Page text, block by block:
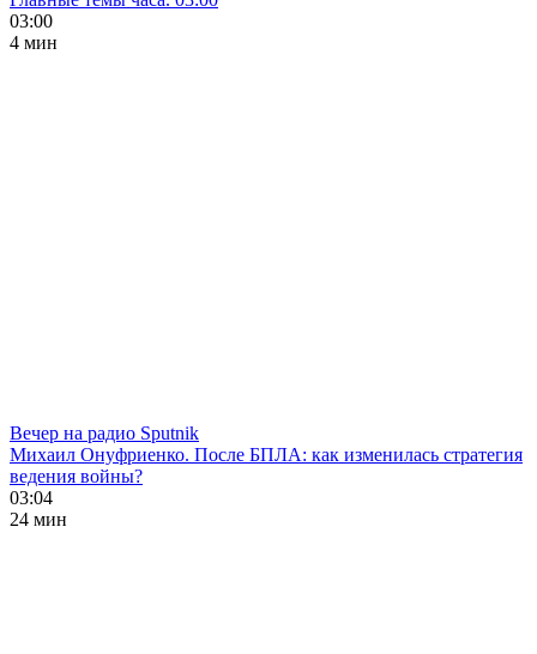
03:00
4 мин
Вечер на радио Sputnik
Михаил Онуфриенко. После БПЛА: как изменилась стратегия
ведения войны?
03:04
24 мин